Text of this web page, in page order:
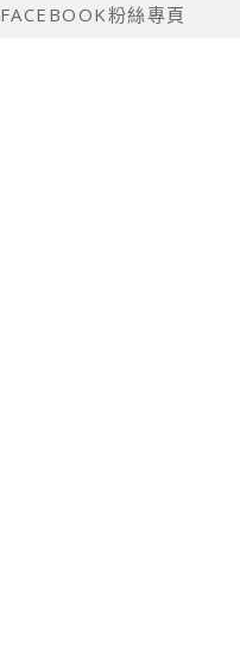
FACEBOOK粉絲專頁